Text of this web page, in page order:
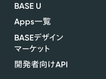
BASE U
Apps一覧
BASEデザイン
マーケット
開発者向けAPI